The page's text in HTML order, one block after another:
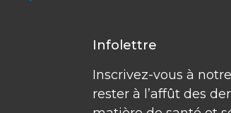
Infolettre
Inscrivez-vous à
rester à l’affût des